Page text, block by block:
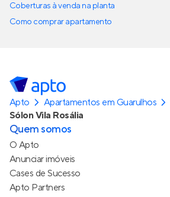
Coberturas à venda na planta
Como comprar apartamento
Apto Apartamentos em Guarulhos
Sólon Vila Rosália
Quem somos
O Apto
Anunciar imóveis
Cases de Sucesso
Apto Partners